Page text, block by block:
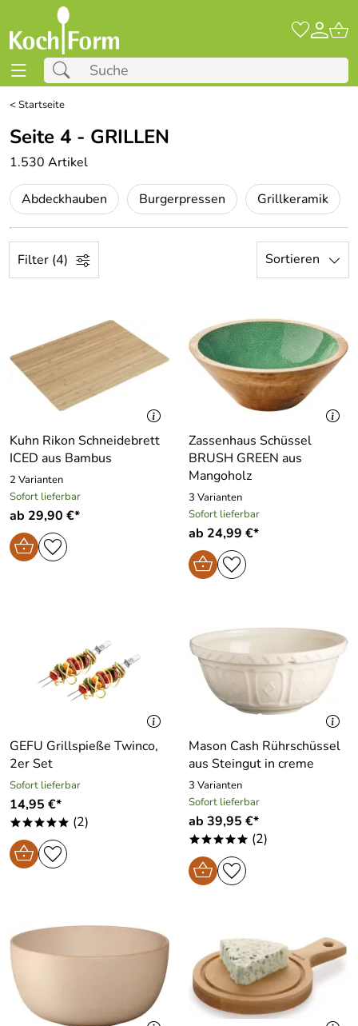
<Startseite
Seite 4 - GRILLEN
1.530 Artikel
Abdeckhauben Burgerpressen Grillkeramik
Filter (4) Sortieren
Kuhn Rikon Schneidebrett
ICED aus Bambus
2 Varianten
Sofort lieferbar
ab 29,90 €*
Zassenhaus Schüssel
BRUSH GREEN aus
Mangoholz
3 Varianten
Sofort lieferbar
ab 24,99 €*
GEFU Grillspieße Twinco,
2er Set
Sofort lieferbar
14,95 €*
***** (2)
Mason Cash Rührschüssel
aus Steingut in creme
3 Varianten
Sofort lieferbar
ab 39,95 €*
***** (2)